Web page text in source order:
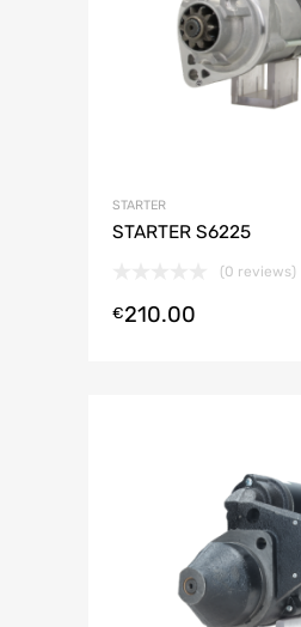
STARTER
STARTER S6225
(0 reviews)
€210.00